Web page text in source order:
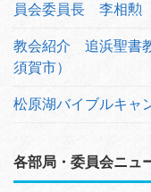
員会委員長 李相勲
教会紹介 追浜聖書
須賀市）
松原湖バイブルキ
各部局・委員会ニュ